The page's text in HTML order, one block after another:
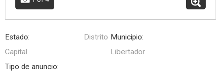
Estado:
Distrito
Capital
Municipio:
Libertador
Tipo de anuncio: